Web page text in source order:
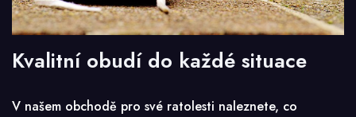
Kvalitní obudí do každé situace
V našem obchodě pro své ratolesti naleznete, co